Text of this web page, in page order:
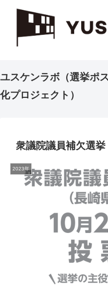
ユスケンラボ（選挙ポ
化プロジェクト）
衆議院議員補欠選挙
2023年